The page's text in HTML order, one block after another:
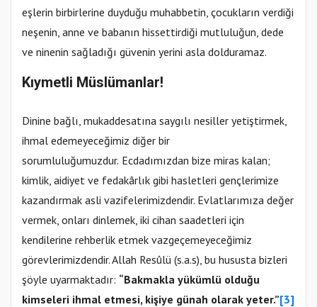
eşlerin birbirlerine duyduğu muhabbetin, çocukların verdiği
neşenin, anne ve babanın hissettirdiği mutluluğun, dede
ve ninenin sağladığı güvenin yerini asla dolduramaz.
Kıymetli Müslümanlar!
Dinine bağlı, mukaddesatına saygılı nesiller yetiştirmek,
ihmal edemeyeceğimiz diğer bir
sorumluluğumuzdur. Ecdadımızdan bize miras kalan;
kimlik, aidiyet ve fedakârlık gibi hasletleri gençlerimize
kazandırmak asli vazifelerimizdendir. Evlatlarımıza değer
vermek, onları dinlemek, iki cihan saadetleri için
kendilerine rehberlik etmek vazgeçemeyeceğimiz
görevlerimizdendir. Allah Resûlü (s.a.s), bu hususta bizleri
şöyle uyarmaktadır: “Bakmakla yükümlü olduğu
kimseleri ihmal etmesi, kişiye günah olarak yeter.”[3]